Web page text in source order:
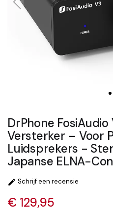
DrPhone
Versterker – Voor
Luidsprekers -
Japanse ELNA-
 Schrijf een recensie
€ 129,95